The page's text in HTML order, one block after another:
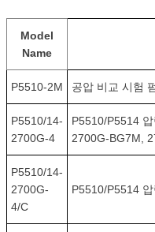
Model
Name
P5510-2M 공압 비교 시험
P5510/14-
2700G-4
P5510/P5514
2700G-BG7M,
P5510/14-
2700G-
4/C
P5510/P5514